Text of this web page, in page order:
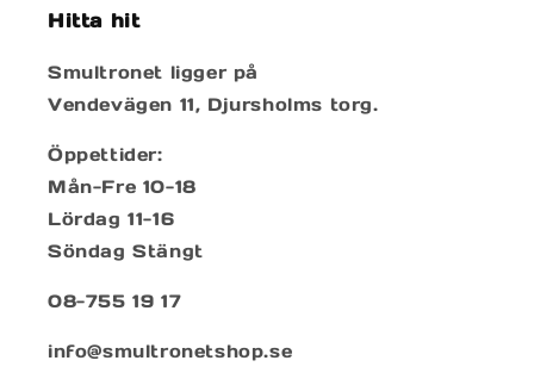
Hitta hit
Smultronet ligger på
Vendevägen 11, Djursholms torg.
Öppettider:
Mån-Fre 10-18
Lördag 11-16
Söndag Stängt
08-755 19 17
info@smultronetshop.se